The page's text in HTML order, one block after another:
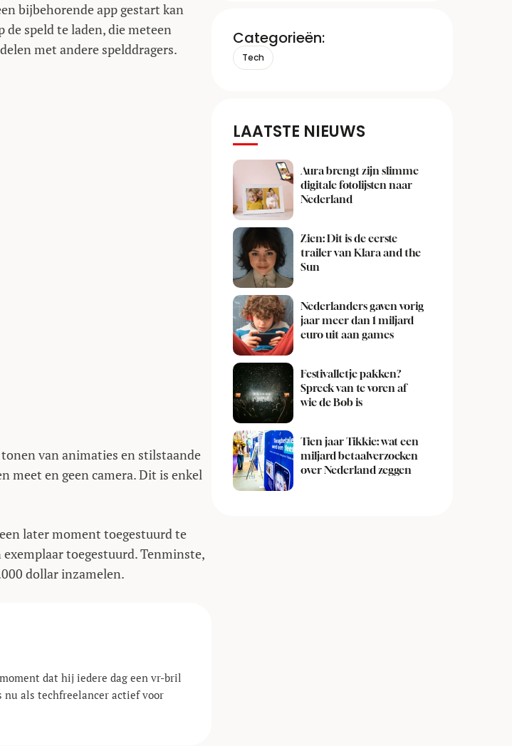
bijbehorende app gestart kan
speld te laden, die meteen
met andere spelddragers.
van animaties en stilstaande
meet en geen camera. Dit is enkel
later moment toegestuurd te
toegestuurd. Tenminste,
dollar inzamelen.
dat hij iedere dag een vr-bril
nu als techfreelancer actief voor
Categorieën:
Tech
LAATSTE NIEUWS
Aura brengt zijn slimme
digitale fotolijsten naar
Nederland
Zien: Dit is de eerste
trailer van Klara and the
Sun
Nederlanders gaven vorig
jaar meer dan 1 miljard
euro uit aan games
Festivalletje pakken?
Spreek van te voren af
wie de Bob is
Tien jaar Tikkie: wat een
miljard betaalverzoeken
over Nederland zeggen